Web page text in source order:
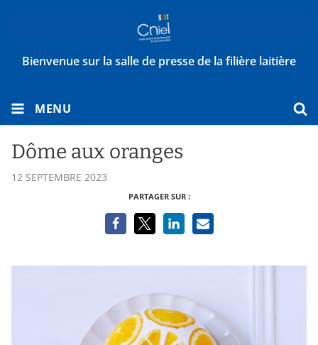
Bienvenue sur la salle de presse de la filière laitière
MENU
Dôme aux oranges
12 SEPTEMBRE 2023
PARTAGER SUR :